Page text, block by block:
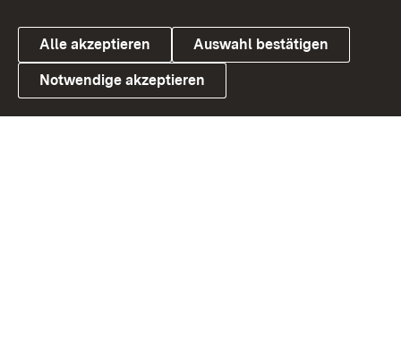
Link zum Landesportal
Alle akzeptieren Auswahl bestätigen
Notwendige akzeptieren